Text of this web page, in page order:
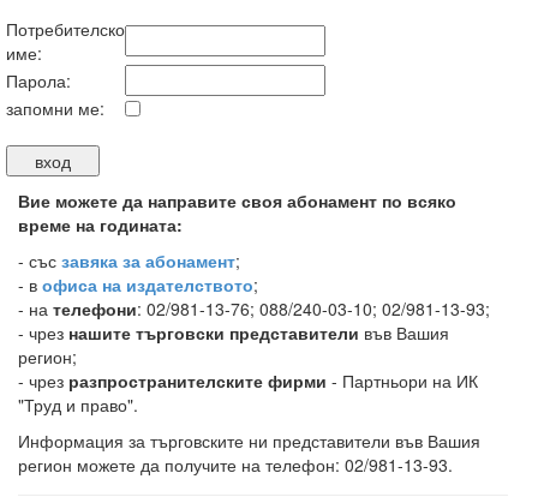
Потребителско
име:
Парола:
запомни ме:
Вие можете да направите своя абонамент по всяко
време на годината:
- със завяка за абонамент;
- в офиса на издателството;
- на телефони: 02/981-13-76; 088/240-03-10; 02/981-13-93;
- чрез нашите търговски представители във Вашия
регион;
- чрез разпространителските фирми - Партньори на ИК
"Труд и право".
Информация за търговските ни представители във Вашия
регион можете да получите на телефон: 02/981-13-93.